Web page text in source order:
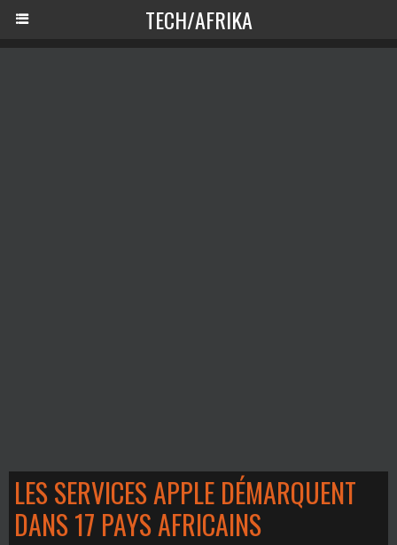
TECH/AFRIKA
LES SERVICES APPLE DÉMARQUENT
DANS 17 PAYS AFRICAINS